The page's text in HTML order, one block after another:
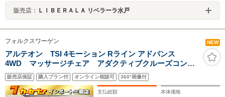
販売店： ＬＩＢＥＲＡＬＡ リベラーラ水戸
フォルクスワーゲン NEW
アルテオン TSI 4モーション Rライン アドバンス
4WD マッサージチェア アダクティブクルーズコント
ロール ブラインドスポットモニター レーンキープ
アシスト 衝突軽減ブレーキ 4席ヒーター 20インチ
ホイール 電動テールゲート ヘッドアップディスプレ
販売店保証 購入プラン付 オンライン相談可 360°画像付
支払総額 本体価格